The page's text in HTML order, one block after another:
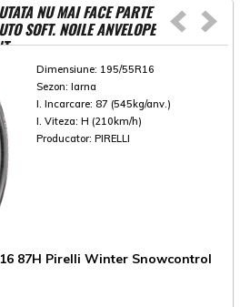
NU MAI FACE PARTE
SOFT. NOILE ANVELOPE
Dimensiune: 195/55R16
Sezon: Iarna
I. Incarcare: 87 (545kg/anv.)
I. Viteza: H (210km/h)
Producator: PIRELLI
87H Pirelli Winter Snowcontrol